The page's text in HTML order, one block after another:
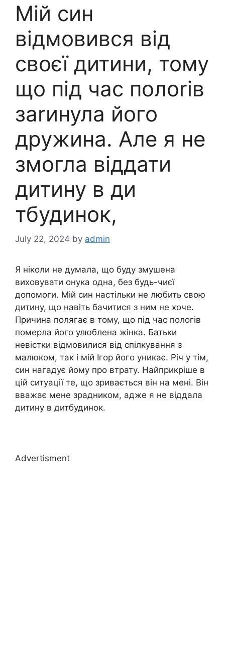
Мій син
відмовився від
своєї дитини, тому
що під час полоrів
заrинула його
дружина. Але я не
змогла віддати
дитину в ди
тбудинок,
July 22, 2024 by admin
Я ніколи не думала, що буду змушена
виховувати онука одна, без будь-чиєї
допомоги. Мій син настільки не любить свою
дитину, що навіть бачитися з ним не хоче.
Причина полягає в тому, що під час пологів
померла його улюблена жінка. Батьки
невістки відмовилися від спілкування з
малюком, так і мій Ігор його уникає. Річ у тім,
син нагадує йому про втрату. Найприкріше в
цій ситуації те, що зривається він на мені. Він
вважає мене зрадником, адже я не віддала
дитину в дитбудинок.
Advertisment